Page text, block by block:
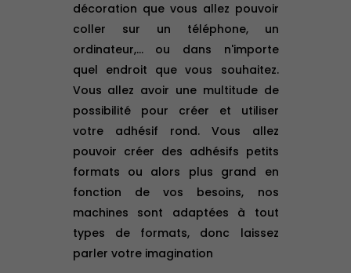
décoration que vous allez pouvoir
coller sur un téléphone, un
ordinateur,... ou dans n'importe
quel endroit que vous souhaitez.
Vous allez avoir une multitude de
possibilité pour créer et utiliser
votre adhésif rond. Vous allez
pouvoir créer des adhésifs petits
formats ou alors plus grand en
fonction de vos besoins, nos
machines sont adaptées à tout
types de formats, donc laissez
parler votre imagination